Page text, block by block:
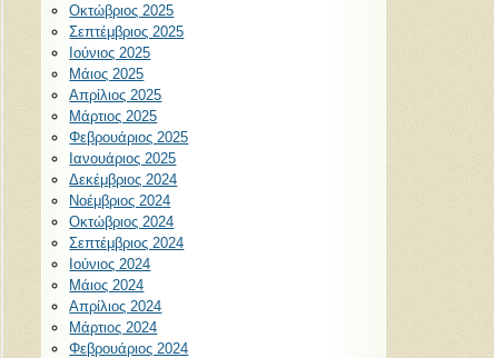
Οκτώβριος 2025
Σεπτέμβριος 2025
Ιούνιος 2025
Μάιος 2025
Απρίλιος 2025
Μάρτιος 2025
Φεβρουάριος 2025
Ιανουάριος 2025
Δεκέμβριος 2024
Νοέμβριος 2024
Οκτώβριος 2024
Σεπτέμβριος 2024
Ιούνιος 2024
Μάιος 2024
Απρίλιος 2024
Μάρτιος 2024
Φεβρουάριος 2024